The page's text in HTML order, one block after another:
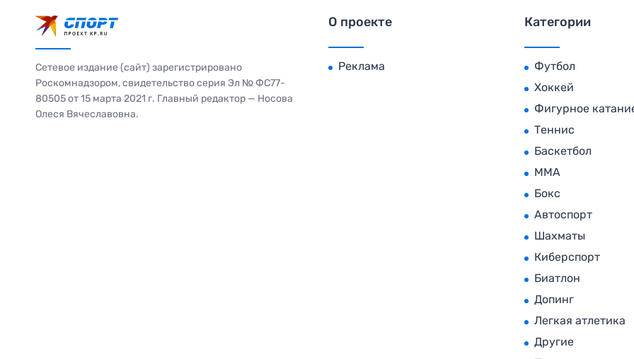
Сетевое издание (сайт) зарегистрировано
Роскомнадзором, свидетельство серия Эл № ФС77-
80505 от 15 марта 2021 г. Главный редактор — Носова
Олеся Вячеславовна.
О проекте
Реклама
Категории
Футбол
Хоккей
Фигурное
Теннис
Баскетбол
MMA
Бокс
Автоспорт
Шахматы
Киберспорт
Биатлон
Допинг
Легкая атлетика
Другие